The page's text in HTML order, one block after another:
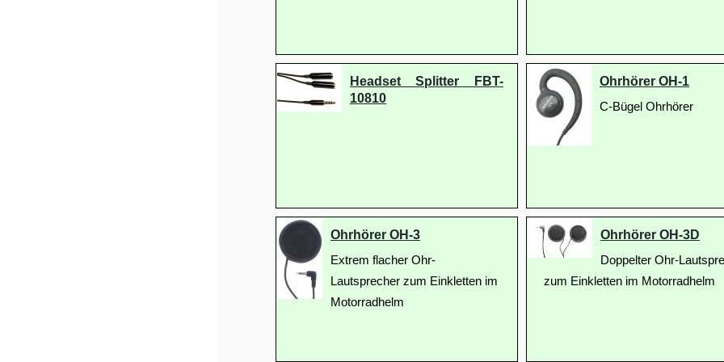
Headset Splitter FBT-
10810
Ohrhörer OH-1
C-Bügel Ohrhörer
Ohrhörer OH-3
Extrem flacher Ohr-
Lautsprecher zum Einkletten im
Motorradhelm
Ohrhörer OH-3D
Doppelter Ohr-
zum Einkletten im Motorradhelm